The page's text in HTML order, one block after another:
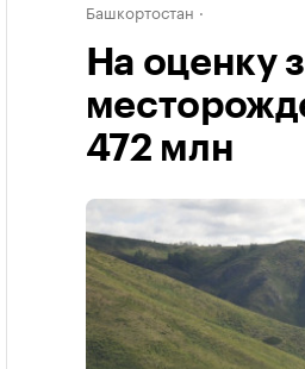
Башкортостан
На оценку
472 млн